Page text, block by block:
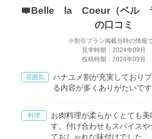
Belle la Coeur（ベル
の口コミ
※割引プラン掲載当時の情報
見学時期：2024年09月
投稿時期：2024年09月
雰囲気
ハナユメ割が充実しており
る内容が多くありがたいです
料理
お肉料理が柔らかくとても
す。付け合わせもスパイスや
ておしゃれな味付けでした。